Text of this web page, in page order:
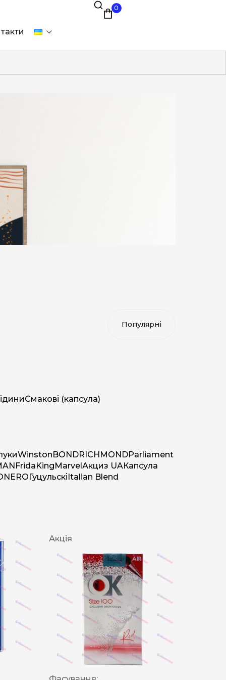
0
Смакові (капсула)
WinstonBONDRICHMONDParliament
FridaKingMarvelАкциз UAКапсула
NEROГуцульскіItalian Blend
Акція